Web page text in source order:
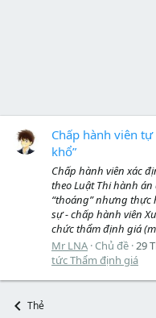
Chấp hành viên
khổ”
Chấp hành viên xác
theo Luật Thi hành án
“thoáng” nhưng thực
sự - chấp hành viên
chức thẩm định giá
Mr LNA Chủ đề 29
tức Thẩm định giá
Thẻ